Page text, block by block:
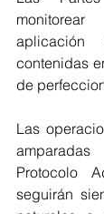
contenidas
de
Las
Protocolo
seguirán